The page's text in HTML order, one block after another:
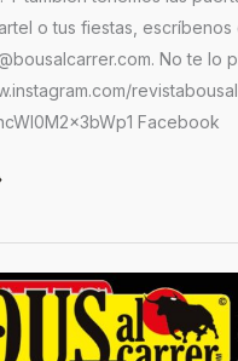
o tus fiestas, escríbenos
No te lo
Facebook